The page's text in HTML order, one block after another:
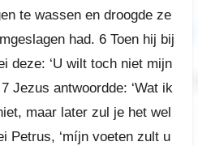
te wassen en droogde ze
had. 6 Toen hij bij
deze: ‘U wilt toch niet mijn
Jezus antwoordde: ‘Wat ik
maar later zul je het wel
Petrus, ‘míjn voeten zult u